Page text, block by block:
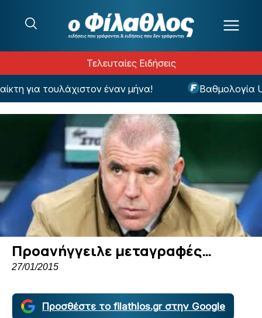
Τελευταίες Ειδήσεις
για τουλάχιστον έναν μήνα! Βαθμολογία
Προανήγγειλε μεταγραφές…
27/01/2015
Προσθέστε το filathlos.gr στην Google